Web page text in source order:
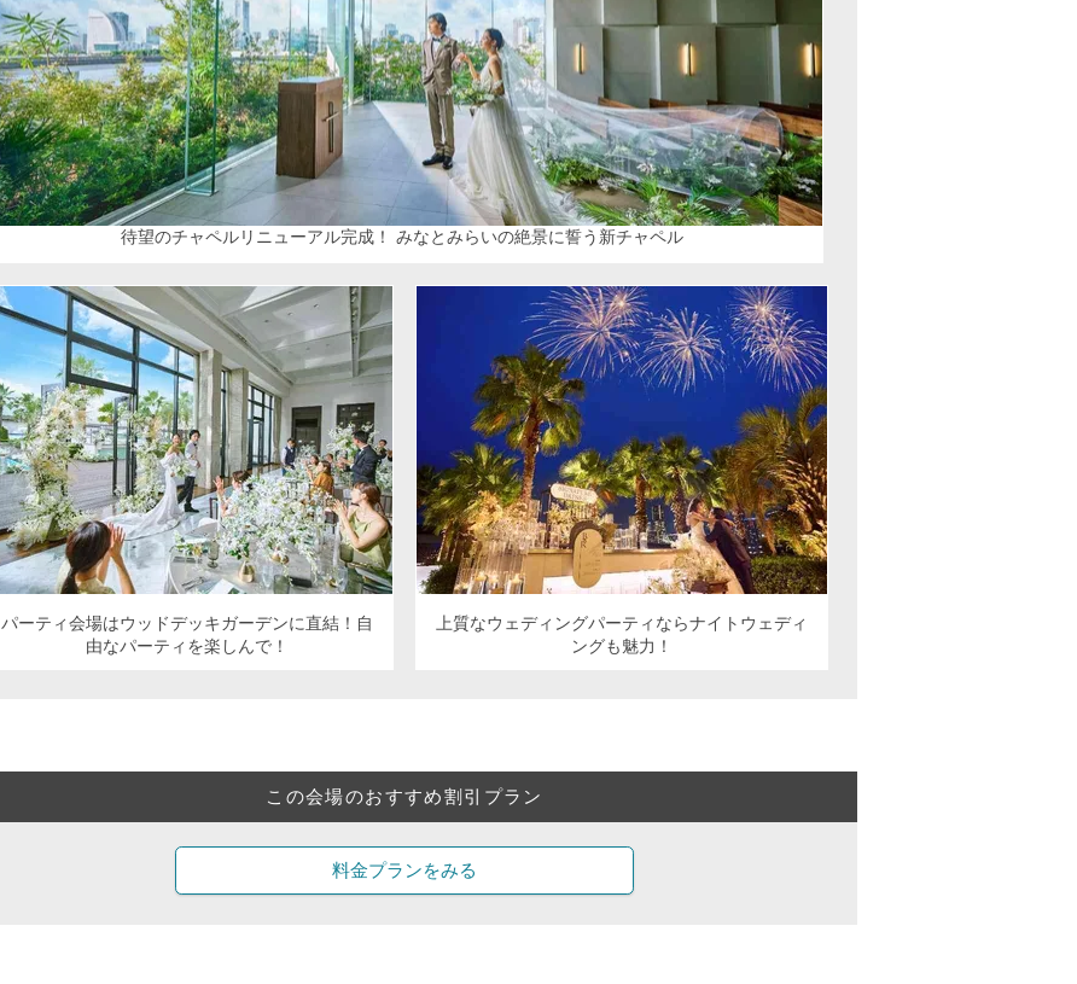
待望のチャペルリニューアル完成！ みなとみらいの絶景に誓う新チャペル
パーティ会場はウッドデッキガーデンに直結！自
由なパーティを楽しんで！
上質なウェディングパーティならナイトウェディ
ングも魅力！
この会場のおすすめ割引プラン
料金プランをみる